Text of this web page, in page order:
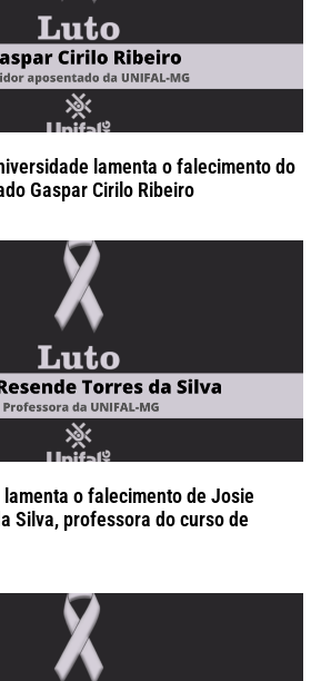
lamenta o falecimento do
Gaspar Cirilo Ribeiro
lamenta o falecimento de Josie
Silva, professora do curso de